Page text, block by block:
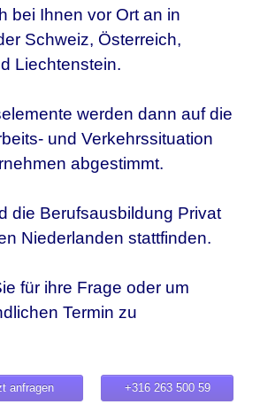
bei Ihnen vor Ort an in
Schweiz, Österreich,
Liechtenstein.
werden dann auf die
und Verkehrssituation
abgestimmt.
die Berufsausbildung Privat
Niederlanden stattfinden.
für ihre Frage oder um
Termin zu
+316 263 500 59
anfragen